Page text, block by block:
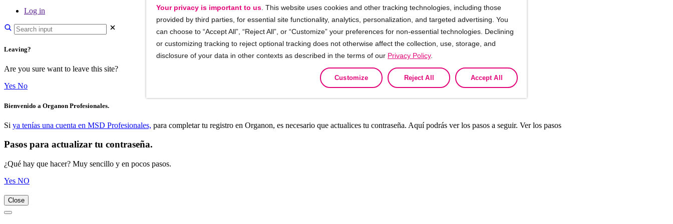
Log in
Leaving?
Are you sure want to leave this site?
Yes No
Bienvenido a Organon Profesionales.
Si ya tenías una cuenta en MSD Profesionales, para completar tu registro en Organon, es necesario que actualices tu contraseña. Aquí podrás ver los pasos a seguir. Ver los pasos
Pasos para actualizar tu contraseña.
¿Qué hay que hacer? Muy sencillo y en pocos pasos.
Yes NO
Close
Your privacy is important to us . This website uses cookies and other tracking technologies, including those
provided by third parties, for essential site functionality, analytics, personalization, and targeted advertising. You
can choose to “Accept All”, “Reject All”, or “Customize” your preferences for non-essential technologies. Declining
or customizing tracking to reject optional tracking does not otherwise affect the collection, use, storage, and
disclosure of your data in other contexts as described in the terms of our Privacy Policy.
Accept All
Reject All
Customize